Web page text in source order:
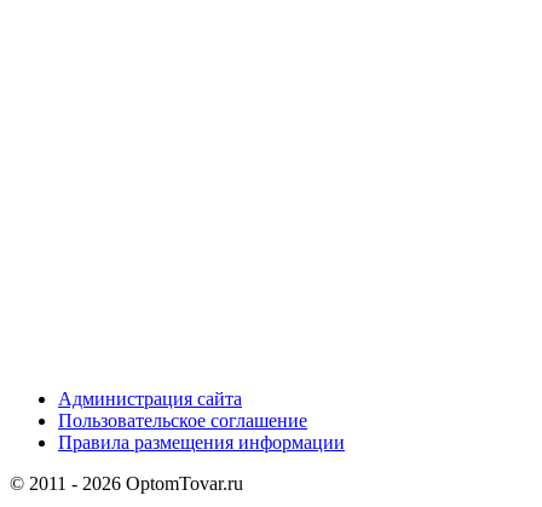
Администрация сайта
Пользовательское соглашение
Правила размещения информации
© 2011 - 2026 OptomTovar.ru